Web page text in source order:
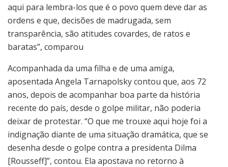
aqui para lembra-los que é o povo quem deve dar as
ordens e que, decisões de madrugada, sem
transparência, são atitudes covardes, de ratos e
baratas”, comparou
Acompanhada da uma filha e de uma amiga,
aposentada Angela Tarnapolsky contou que, aos 72
anos, depois de acompanhar boa parte da história
recente do país, desde o golpe militar, não poderia
deixar de protestar. “O que me trouxe aqui hoje foi a
indignação diante de uma situação dramática, que se
desenha desde o golpe contra a presidenta Dilma
[Rousseff]”, contou. Ela apostava no retorno à